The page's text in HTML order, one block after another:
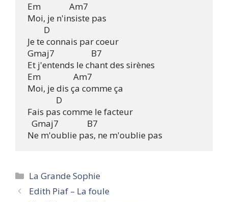
Em              Am7
Moi, je n'insiste pas
         D
Je te connais par coeur
Gmaj7                  B7
Et j'entends le chant des sirènes
Em                Am7
Moi, je dis ça comme ça
               D
Fais pas comme le facteur
   Gmaj7              B7
Categories
La Grande Sophie
Edith Piaf – La foule